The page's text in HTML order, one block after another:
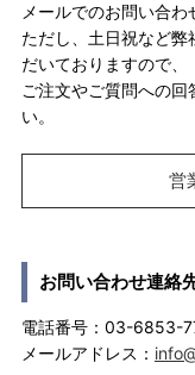
メールでのお問い合わ
ただし、土日祝など
だいておりますので、
ご注文やご質問への回
い。
営
お問い合わせ連絡
電話番号：03-6853-
メールアドレス：